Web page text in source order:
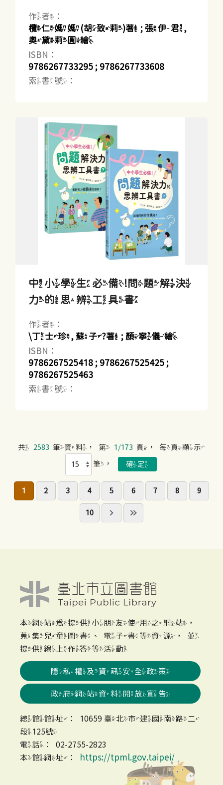
作者：
欖仁媽媽(胡致莉)著 ; 張伊君,
奧黛莉圓繪
ISBN：
9786267733295 ; 9786267733608
索書號：
中小學生必備!問題解決
力的思辨工具書
作者：
\丁士珍, 蘇子?著 ; 顏寧儀繪
ISBN：
9786267525418 ; 9786267525425 ;
9786267525463
索書號：
共 2583 筆資料，第 1/173 頁，每頁顯示
筆，
1 2 3 4 5 6 7 8 9
10
本網站為提供小朋友使用之網站，
蒐集兒童圖書、電子書等資源，並
提供線上作答等活動
隱私權及資訊安全政策
政府網站資料開放宣告
總館館址：10659 臺北市建國南路二
段125號
電話：02-2755-2823
本館網址：
https://tpml.gov.taipei/